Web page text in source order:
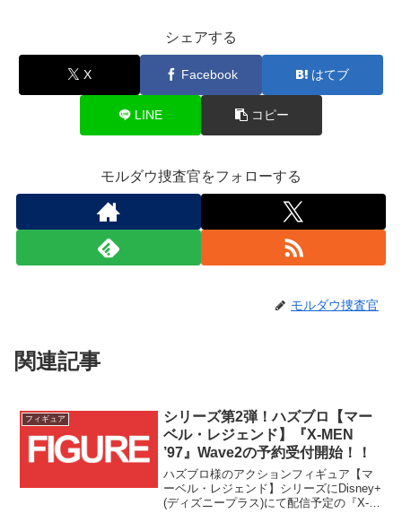
シェアする
X Facebook はてブ
LINE コピー
モルダウ捜査官をフォローする
モルダウ捜査官
関連記事
フィギュア
シリーズ第2弾！ハズブロ【マー
ベル・レジェンド】『X-MEN
’97』Wave2の予約受付開始！！
ハズブロ様のアクションフィギュア【マ
ーベル・レジェンド】シリーズにDisney+
(ディズニープラス)にて配信予定の『X-